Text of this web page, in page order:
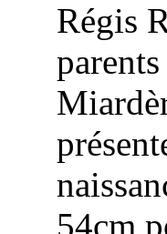
Régis
54cm